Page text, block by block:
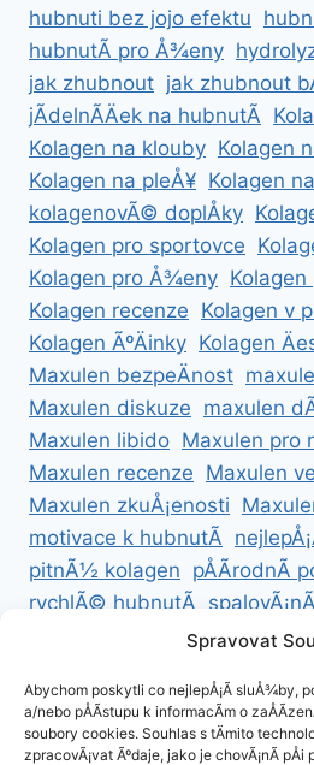
hubnuti bez jojo efektu
hubnutÃ­ pro Å¾eny
jak zhubnout jak zhubnout
jÃ­delnÃ­Äek na hubnutÃ­
Kolagen na klouby Kolagen
Kolagen na pleÅ¥ Kolagen
kolagenovÃ© doplÅky
Kolagen pro sportovce
Kolagen pro Å¾eny Kolagen
Kolagen recenze Kolagen v
Kolagen ÃºÄinky Kolagen
Maxulen bezpeÄnost
Maxulen diskuze maxulen
Maxulen libido Maxulen pro
Maxulen recenze Maxulen
Maxulen zkuÅ¡enosti
motivace k hubnutÃ­
pitnÃ½ kolagen pÅÃ­rodnÃ­
rychlÃ© hubnutÃ­
ZdravÃ© hubnutÃ­ ZdravÃ©
Spravovat
Abychom poskytli co nejlepÅ¡Ã­ sluÅ¾by,
a/nebo pÅÃ­stupu k informacÃ­m o
soubory cookies. Souhlas s tÄmito
zpracovÃ¡vat Ãºdaje, jako je chovÃ¡nÃ­ pÅi